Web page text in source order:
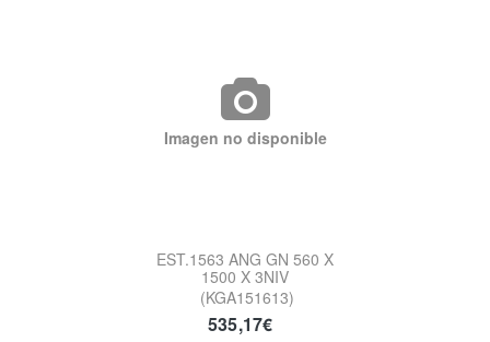
Imagen no disponible
EST.1563 ANG GN 560 X
1500 X 3NIV
(KGA151613)
535,17€